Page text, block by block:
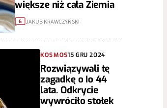
większe niż cała Ziemia
6 JAKUB KRAWCZYŃSKI
KOSMOS15 GRU 2024
Rozwiązywali tę
zagadkę o Io 44
lata. Odkrycie
wywróciło stołek